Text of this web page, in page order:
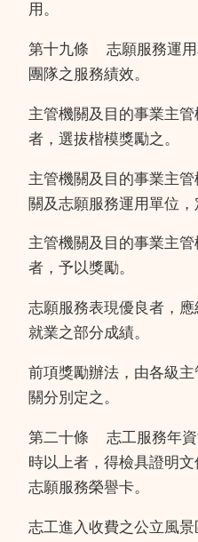
用。
第十九條
志願服務運
團隊之服務績效。
主管機關及目的事業主
者，選拔楷模獎勵之。
主管機關及目的事業主
關及志願服務運用單位，
主管機關及目的事業主
者，予以獎勵。
志願服務表現優良者，應
就業之部分成績。
前項獎勵辦法，由各級
關分別定之。
第二十條
志工服務年
時以上者，得檢具證明
志願服務榮譽卡。
志工進入收費之公立風